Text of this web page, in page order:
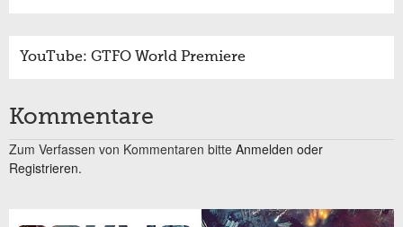
YouTube: GTFO World Premiere
Kommentare
Zum Verfassen von Kommentaren bitte Anmelden oder
Registrieren.